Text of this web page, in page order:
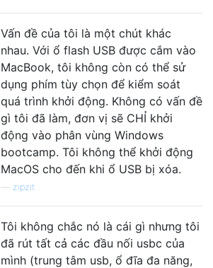
Vấn đề của tôi là một chút khác
nhau. Với ổ flash USB được cắm vào
MacBook, tôi không còn có thể sử
dụng phím tùy chọn để kiểm soát
quá trình khởi động. Không có vấn đề
gì tôi đã làm, đơn vị sẽ CHỈ khởi
động vào phân vùng Windows
bootcamp. Tôi không thể khởi động
MacOS cho đến khi ổ USB bị xóa.
zipzit
Tôi không chắc nó là cái gì nhưng tôi
đã rút tất cả các đầu nối usbc của
mình (trung tâm usb, ổ đĩa đa năng,